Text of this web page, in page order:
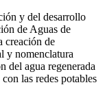
y del desarrollo
de Aguas de
creación de
y nomenclatura
del agua regenerada
las redes potables